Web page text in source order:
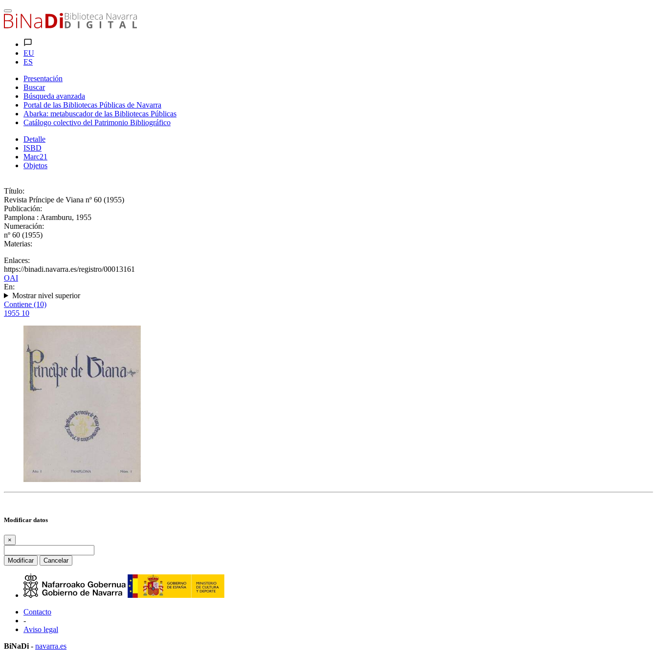
EU
ES
Presentación
Buscar
Búsqueda avanzada
Portal de las Bibliotecas Públicas de Navarra
Abarka: metabuscador de las Bibliotecas Públicas
Catálogo colectivo del Patrimonio Bibliográfico
Detalle
ISBD
Marc21
Objetos
Título:
Revista Príncipe de Viana nº 60 (1955)
Publicación:
Pamplona : Aramburu, 1955
Numeración:
nº 60 (1955)
Materias:
Enlaces:
https://binadi.navarra.es/registro/00013161
OAI
En:
Mostrar nivel superior
Contiene (10)
1955 10
Modificar datos
×
Modificar Cancelar
Contacto
-
Aviso legal
BiNaDi - navarra.es